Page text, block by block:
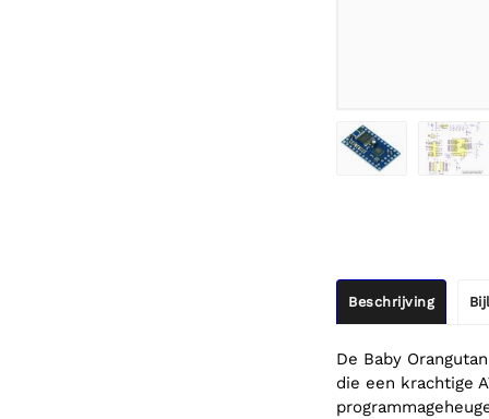
Beschrijving
De Baby
die een krachtige